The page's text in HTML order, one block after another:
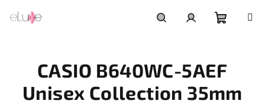
košík
CASIO B640WC-5AEF
Unisex Collection 35mm